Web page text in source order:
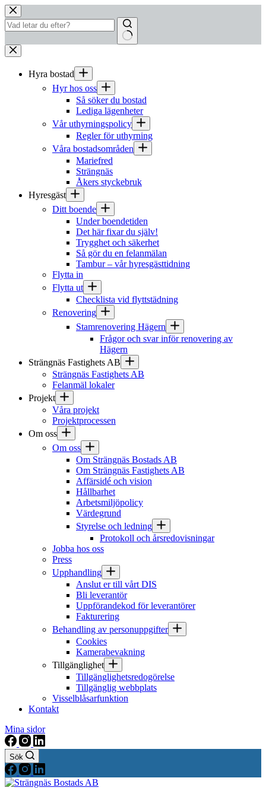
Hoppa
till
innehåll
Inga
resultat
Hyra bostad
Hyr hos oss
Så söker du bostad
Lediga lägenheter
Vår uthyrningspolicy
Regler för uthyrning
Våra bostadsområden
Mariefred
Strängnäs
Åkers styckebruk
Hyresgäst
Ditt boende
Under boendetiden
Det här fixar du själv!
Trygghet och säkerhet
Så gör du en felanmälan
Tambur – vår hyresgästtidning
Flytta in
Flytta ut
Checklista vid flyttstädning
Renovering
Stamrenovering Hägern
Frågor och svar inför renovering av
Hägern
Strängnäs Fastighets AB
Strängnäs Fastighets AB
Felanmäl lokaler
Projekt
Våra projekt
Projektprocessen
Om oss
Om oss
Om Strängnäs Bostads AB
Om Strängnäs Fastighets AB
Affärsidé och vision
Hållbarhet
Arbetsmiljöpolicy
Värdegrund
Styrelse och ledning
Protokoll och årsredovisningar
Jobba hos oss
Press
Upphandling
Anslut er till vårt DIS
Bli leverantör
Uppförandekod för leverantörer
Fakturering
Behandling av personuppgifter
Cookies
Kamerabevakning
Tillgänglighet
Tillgänglighetsredogörelse
Tillgänglig webbplats
Visselblåsarfunktion
Kontakt
Mina sidor
Sök